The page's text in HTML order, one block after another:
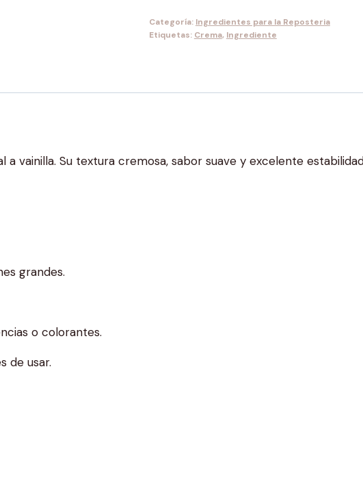
cantidad
Categoría: Ingredientes para la Reposteria
Etiquetas: Crema, Ingrediente
vainilla. Su textura cremosa, sabor suave y excelente
grandes.
o colorantes.
de usar.